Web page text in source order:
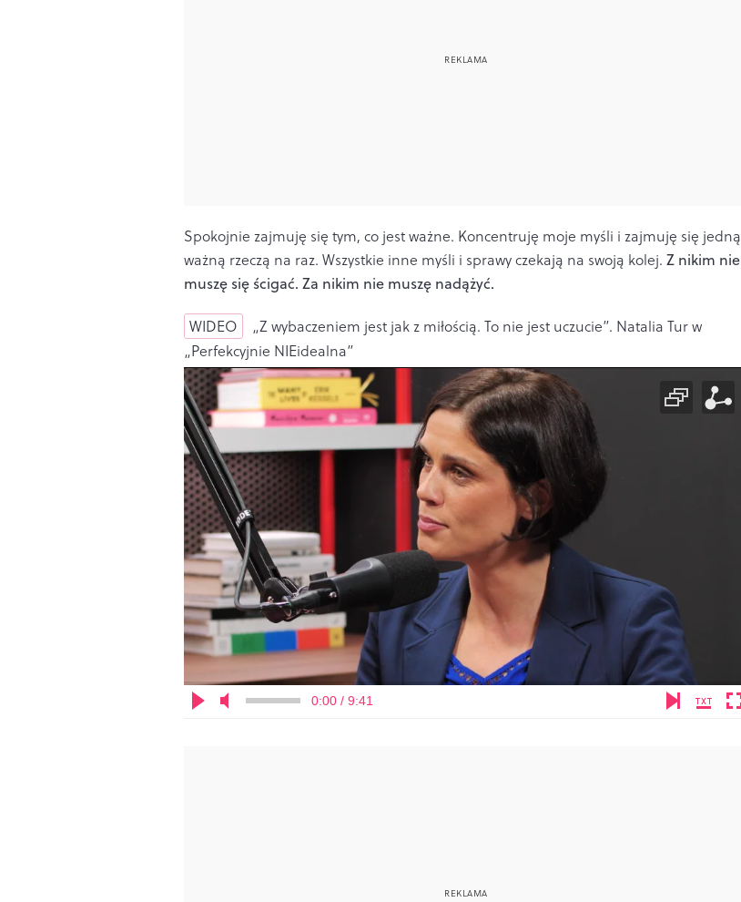
Spokojnie zajmuję się tym, co jest ważne. Koncentruję moje myśli i zajmuję się jedną
ważną rzeczą na raz. Wszystkie inne myśli i sprawy czekają na swoją kolej. Z nikim nie
muszę się ścigać. Za nikim nie muszę nadążyć.
WIDEO
„Z wybaczeniem jest jak z miłością. To nie jest uczucie”. Natalia Tur w
„Perfekcyjnie NIEidealna”
0:00 / 9:41